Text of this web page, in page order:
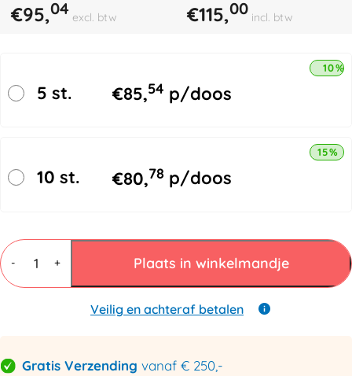
€95,04 excl. btw €115,00 incl. btw
5 st. €85,54 p/doos
10%
10 st. €80,78 p/doos
15%
-
Luchtkussenfolie
zakken
200x300mm
aantal
+ Plaats in winkelmandje
Veilig en achteraf betalen
Gratis Verzending vanaf € 250,-